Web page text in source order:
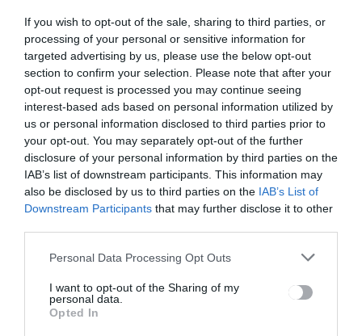
If you wish to opt-out of the sale, sharing to third parties, or
processing of your personal or sensitive information for
targeted advertising by us, please use the below opt-out
section to confirm your selection. Please note that after your
opt-out request is processed you may continue seeing
interest-based ads based on personal information utilized by
us or personal information disclosed to third parties prior to
your opt-out. You may separately opt-out of the further
disclosure of your personal information by third parties on the
IAB’s list of downstream participants. This information may
also be disclosed by us to third parties on the IAB’s List of
Downstream Participants that may further disclose it to other
Personal Data Processing Opt Outs
I want to opt-out of the Sharing of my
personal data.
Opted In
Bejegyzés
navigáció
ELŐZŐ
BEJEGYZÉS
Sokan
kerültek
kórházba
Húsvétkor
KÖVETKEZŐ
BEJEGYZÉS
Megdrágult
a víz
Magyar nemzeti színekkel